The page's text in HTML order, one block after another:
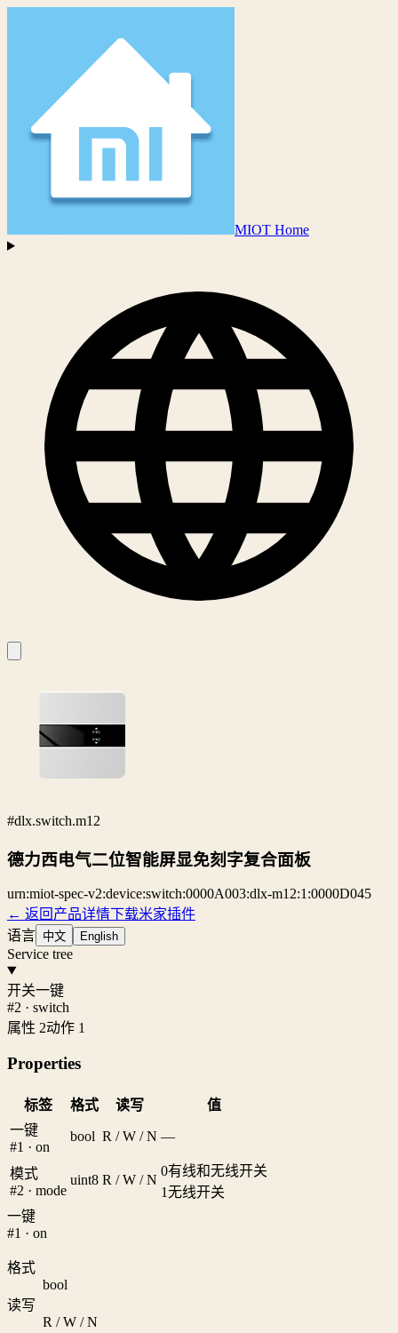
MIOT Home
#dlx.switch.m12
德力西电气二位智能屏显免刻字复合面板
urn:miot-spec-v2:device:switch:0000A003:dlx-m12:1:0000D045
← 返回产品详情下载米家插件
语言 中文 English
Service tree
开关一键
#2 · switch
属性 2动作 1
Properties
标签 格式 读写
值
一键
#1 · on
bool R / W / N —
模式
#2 · mode
uint8 R / W / N
0有线和无线开关
1无线开关
一键
#1 · on
格式
bool
读写
R / W / N